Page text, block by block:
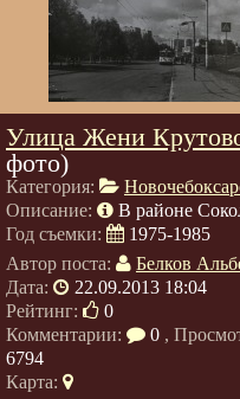
Улица Жени
фото)
Категория:
Описание:
В районе
Год съемки:
1975-1985
Автор поста:
Белков
Дата:
22.09.2013 18:04
Рейтинг:
0
Комментарии:
0 ,
6794
Карта: